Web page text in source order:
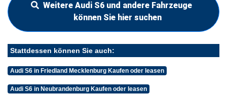
Weitere Audi S6 und andere Fahrzeuge
können Sie hier suchen
Stattdessen können Sie auch:
Audi S6 in Friedland Mecklenburg Kaufen oder leasen
Audi S6 in Neubrandenburg Kaufen oder leasen